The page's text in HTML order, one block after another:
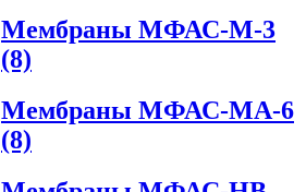
Мембраны МФАС-М-3
(8)
Мембраны МФАС-МА-6
(8)